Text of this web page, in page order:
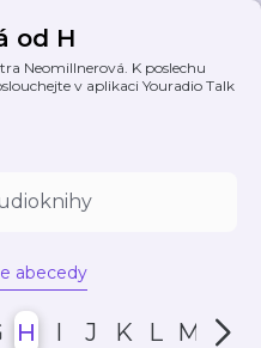
od H
Neomillnerová. K poslechu
v aplikaci Youradio Talk
abecedy
H I J K L M N